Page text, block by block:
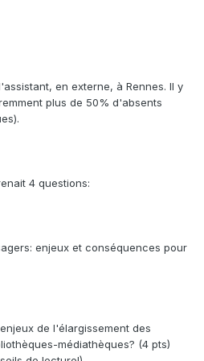
en externe, à Rennes. Il y
plus de 50% d'absents
4 questions:
enjeux et conséquences pour
de l'élargissement des
médiathèques? (4 pts)